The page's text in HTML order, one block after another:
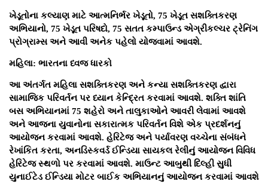
ખેડૂતોના કલ્યાણ માટે આત્મનિર્ભર ખેડૂતો, 75 ખેડૂત સશક્તિકરણ
અભિયાનો, 75 ખેડૂત પરિષદો, 75 સતત કમ્પાઉન્ડ એગ્રીકલ્ચર ટ્રેનિંગ
પ્રોગ્રામ્સ અને આવી અનેક પહેલો યોજવામાં આવશે.
મહિલા: ભારતના ધ્વજ ધારકો
આ અંતર્ગત મહિલા સશક્તિકરણ અને કન્યા સશક્તિકરણ દ્વારા
સામાજિક પરિવર્તન પર ધ્યાન કેન્દ્રિત કરવામાં આવશે. શક્તિ શાંતિ
બસ અભિયાનમાં 75 શહેરો અને તાલુકાઓને આવરી લેવામાં આવશે
અને આજના યુવાનોના સકારાત્મક પરિવર્તન વિશે એક પ્રદર્શનનું
આયોજન કરવામાં આવશે. હેરિટેજ અને પર્યાવરણ વચ્ચેના સંબંધને
રેખાંકિત કરતા, અનડિસ્કવર્ડ ઈન્ડિયા સાયકલ રેલીનું આયોજન વિવિધ
હેરિટેજ સ્થળો પર કરવામાં આવશે. માઉન્ટ આબુથી દિલ્હી સુધી
યુનાઈટેડ ઈન્ડિયા મોટર બાઈક અભિયાનનું આયોજન કરવામાં આવશે